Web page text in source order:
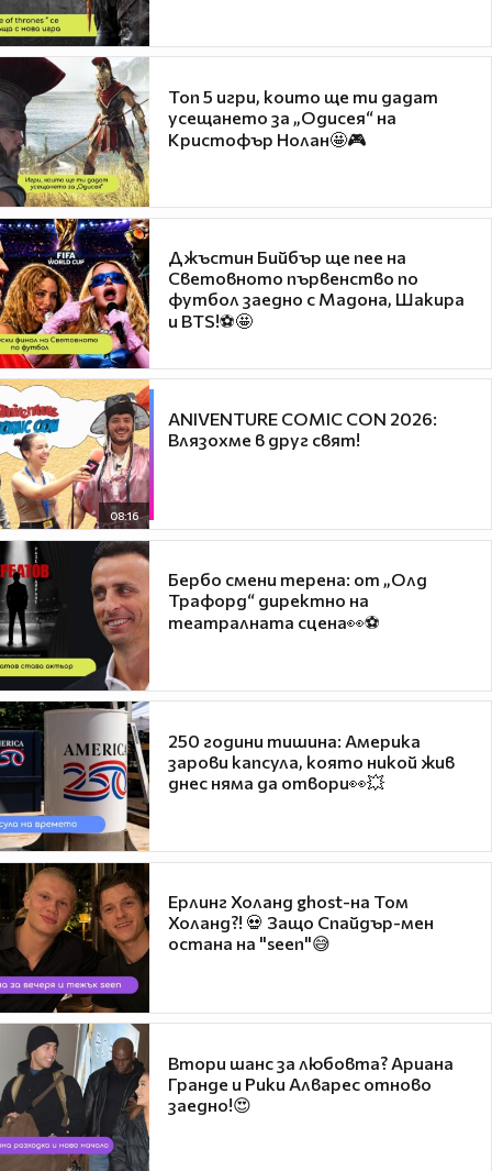
Топ 5 игри, които ще ти дадат
усещането за „Одисея“ на
Кристофър Нолан🤩🎮
Джъстин Бийбър ще пее на
Световното първенство по
футбол заедно с Мадона, Шакира
и BTS!⚽🤩
08:16
ANIVENTURE COMIC CON 2026:
Влязохме в друг свят!
Бербо смени терена: от „Олд
Трафорд“ директно на
театралната сцена👀⚽
250 години тишина: Америка
зарови капсула, която никой жив
днес няма да отвори👀💥
Ерлинг Холанд ghost-на Том
Холанд?! 💀 Защо Спайдър-мен
остана на "seen"😅
Втори шанс за любовта? Ариана
Гранде и Рики Алварес отново
заедно!😍